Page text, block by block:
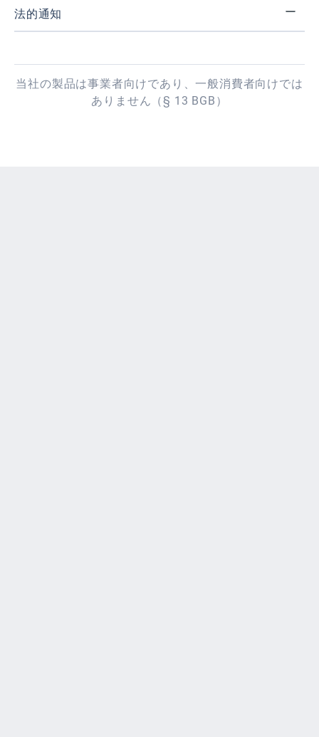
法的通知
当社の製品は事業者向けであり、一般消費者向けでは
ありません（§ 13 BGB）